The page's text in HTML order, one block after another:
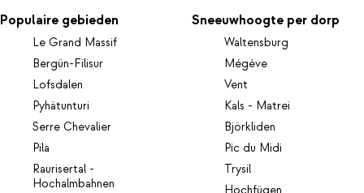
Populaire gebieden
Le Grand Massif
Bergün-Filisur
Lofsdalen
Pyhätunturi
Serre Chevalier
Pila
Raurisertal -
Hochalmbahnen
Sneeuwhoogte per dorp
Waltensburg
Mégève
Vent
Kals - Matrei
Björkliden
Pic du Midi
Trysil